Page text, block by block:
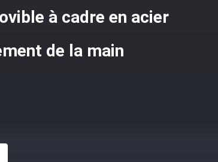
à cadre en acier
de la main